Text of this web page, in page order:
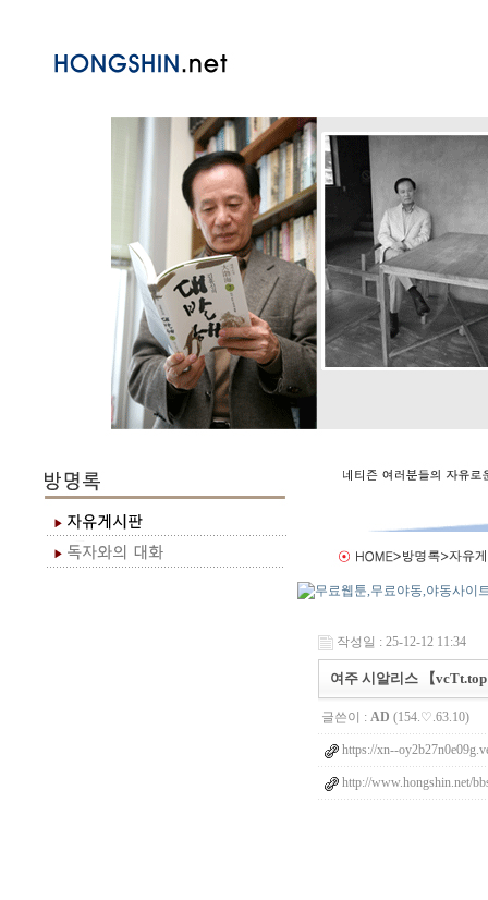
작성일 : 25-12-12 11:34
여주 시알리스 【
글쓴이 : AD (154.♡.63.10)
https://xn--
http://www.hongshin.net/